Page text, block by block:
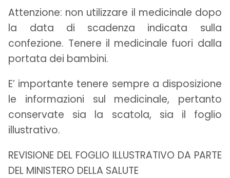
Attenzione: non utilizzare il medicinale dopo
la data di scadenza indicata sulla
confezione. Tenere il medicinale fuori dalla
portata dei bambini.
E’ importante tenere sempre a disposizione
le informazioni sul medicinale, pertanto
conservate sia la scatola, sia il foglio
illustrativo.
REVISIONE DEL FOGLIO ILLUSTRATIVO DA PARTE
DEL MINISTERO DELLA SALUTE